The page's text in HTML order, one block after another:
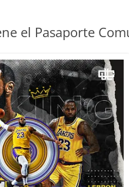
el Pasaporte